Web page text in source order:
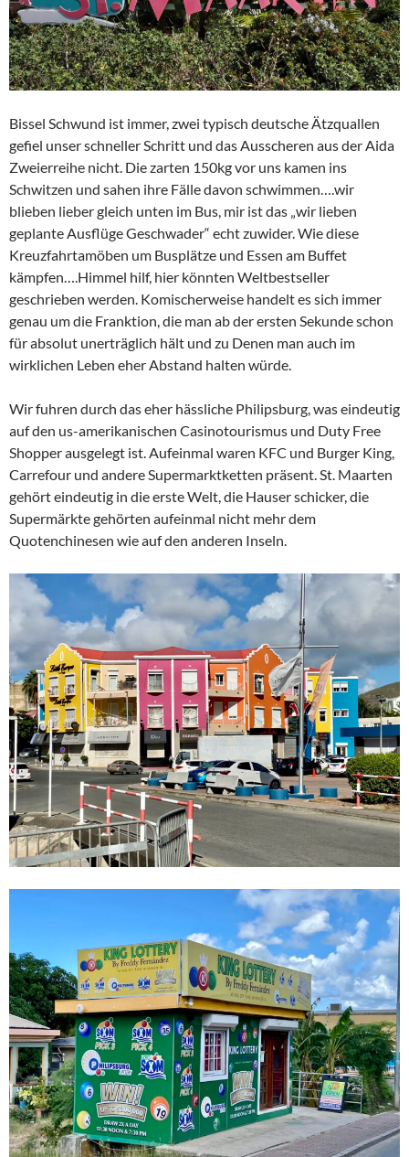
Bissel Schwund ist immer, zwei typisch deutsche Ätzquallen
gefiel unser schneller Schritt und das Ausscheren aus der Aida
Zweierreihe nicht. Die zarten 150kg vor uns kamen ins
Schwitzen und sahen ihre Fälle davon schwimmen….wir
blieben lieber gleich unten im Bus, mir ist das „wir lieben
geplante Ausflüge Geschwader“ echt zuwider. Wie diese
Kreuzfahrtamöben um Busplätze und Essen am Buffet
kämpfen….Himmel hilf, hier könnten Weltbestseller
geschrieben werden. Komischerweise handelt es sich immer
genau um die Franktion, die man ab der ersten Sekunde schon
für absolut unerträglich hält und zu Denen man auch im
wirklichen Leben eher Abstand halten würde.
Wir fuhren durch das eher hässliche Philipsburg, was eindeutig
auf den us-amerikanischen Casinotourismus und Duty Free
Shopper ausgelegt ist. Aufeinmal waren KFC und Burger King,
Carrefour und andere Supermarktketten präsent. St. Maarten
gehört eindeutig in die erste Welt, die Hauser schicker, die
Supermärkte gehörten aufeinmal nicht mehr dem
Quotenchinesen wie auf den anderen Inseln.